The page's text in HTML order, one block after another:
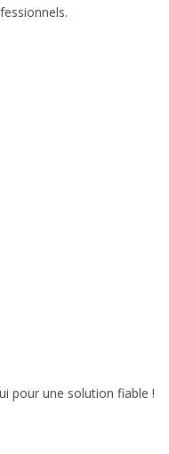
pour une solution fiable !